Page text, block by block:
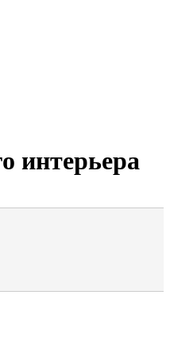
интерьера